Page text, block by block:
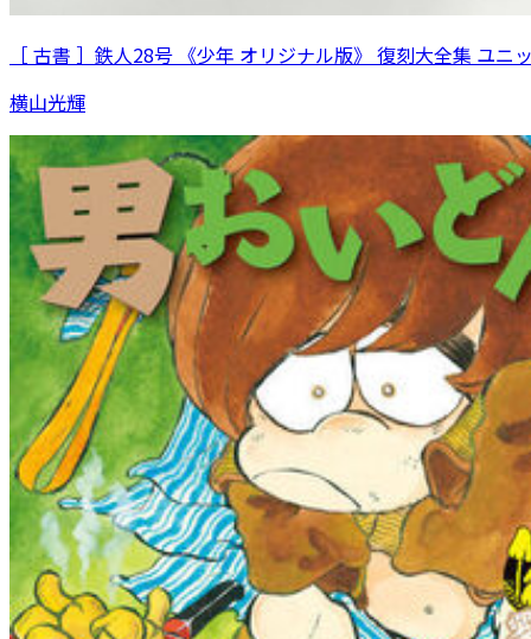
［ 古書 ］鉄人28号 《少年 オリジナル版》 復刻大全集 ユニ
横山光輝